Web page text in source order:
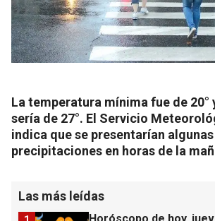
La temperatura mínima fue de 20°
sería de 27°. El Servicio
indica que se presentarían algunas
precipitaciones en horas de la
Las más leídas